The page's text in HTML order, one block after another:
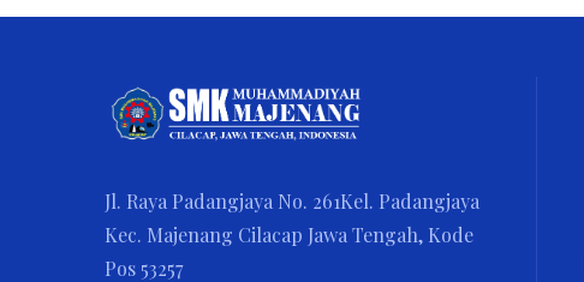
Jl. Raya Padangjaya No. 261Kel. Padangjaya
Kec. Majenang Cilacap Jawa Tengah, Kode
Pos 53257